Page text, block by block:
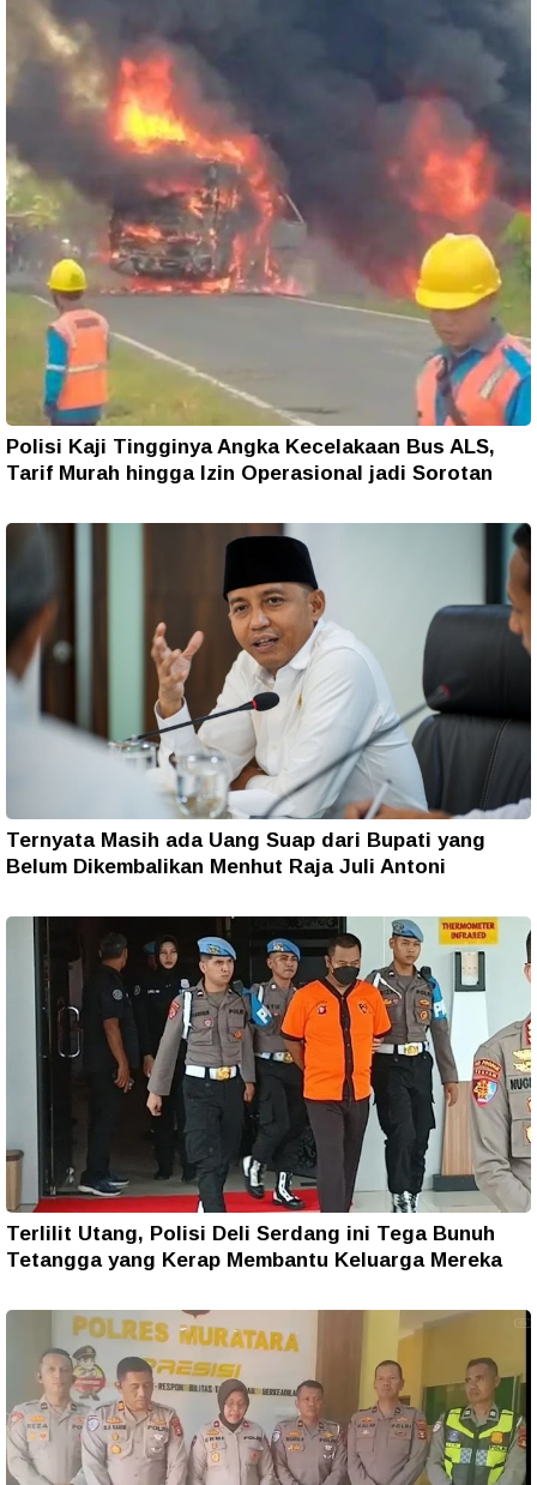
Polisi Kaji Tingginya Angka Kecelakaan Bus ALS,
Tarif Murah hingga Izin Operasional jadi Sorotan
Ternyata Masih ada Uang Suap dari Bupati yang
Belum Dikembalikan Menhut Raja Juli Antoni
Terlilit Utang, Polisi Deli Serdang ini Tega Bunuh
Tetangga yang Kerap Membantu Keluarga Mereka